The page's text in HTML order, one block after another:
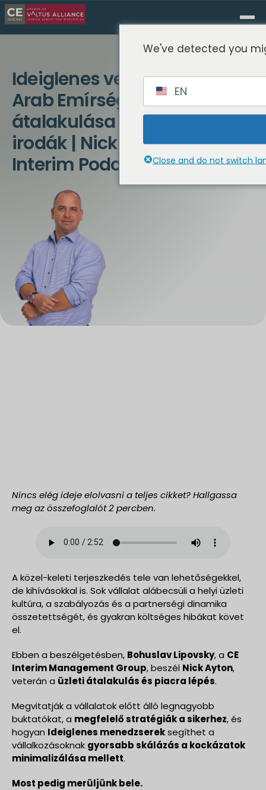
Ideiglenes vezetés, Egyesült
Arab Emírségek
átalakulása és családi
irodák | Nick Ayton | CE
Interim Podcast
Nincs elég ideje elolvasni a teljes cikket? Hallgassa
meg az összefoglalót 2 percben.
A közel-keleti terjeszkedés tele van lehetőségekkel,
de kihívásokkal is. Sok vállalat alábecsüli a helyi üzleti
kultúra, a szabályozás és a partnerségi dinamika
összetettségét, és gyakran költséges hibákat követ
el.
Ebben a beszélgetésben, Bohuslav Lipovsky, a CE
Interim Management Group, beszél Nick Ayton,
veterán a üzleti átalakulás és piacra lépés.
Megvitatják a vállalatok előtt álló legnagyobb
buktatókat, a megfelelő stratégiák a sikerhez, és
hogyan Ideiglenes menedzsereksegíthet a
vállalkozásoknak gyorsabb skálázás a kockázatok
minimalizálása mellett.
Most pedig merüljünk bele.
We've detected you
EN
Close and do not switch